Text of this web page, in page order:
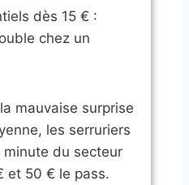
dès 15 € :
chez un
mauvaise surprise
les serruriers
du secteur
et 50 € le pass.